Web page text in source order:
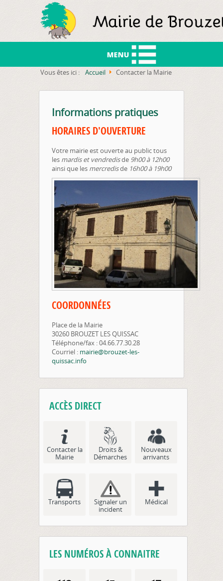
Vous êtes ici : Accueil Contacter la Mairie
Informations pratiques
HORAIRES D'OUVERTURE
Votre mairie est ouverte au public tous
les mardis et vendredisde 9h00 à 12h00
ainsi que les mercredisde 16h00 à 19h00
COORDONNÉES
Place de la Mairie
30260 BROUZET LES QUISSAC
Téléphone/fax : 04.66.77.30.28
Courriel : mairie@brouzet-les-
quissac.info
ACCÈS DIRECT
Contacter la
Mairie
Droits &
Démarches
Nouveaux
arrivants
Transports
Signaler un
incident
Médical
LES NUMÉROS À CONNAITRE